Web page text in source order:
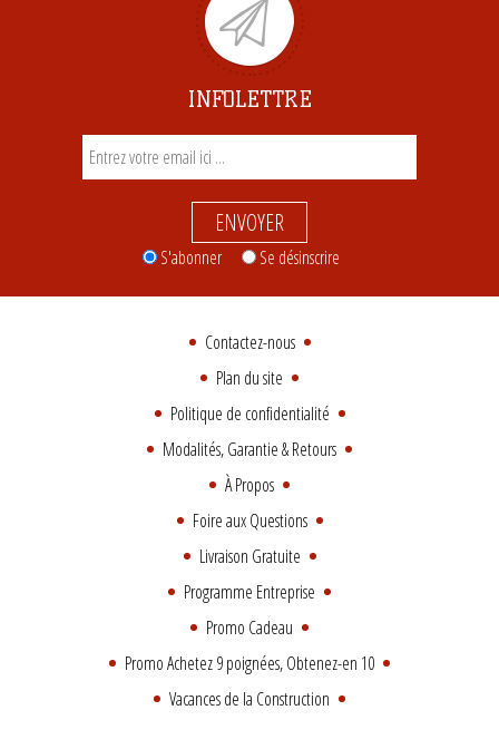
INFOLETTRE
ENVOYER
S'abonner Se désinscrire
Contactez-nous
Plan du site
Politique de confidentialité
Modalités, Garantie & Retours
À Propos
Foire aux Questions
Livraison Gratuite
Programme Entreprise
Promo Cadeau
Promo Achetez 9 poignées, Obtenez-en 10
Vacances de la Construction